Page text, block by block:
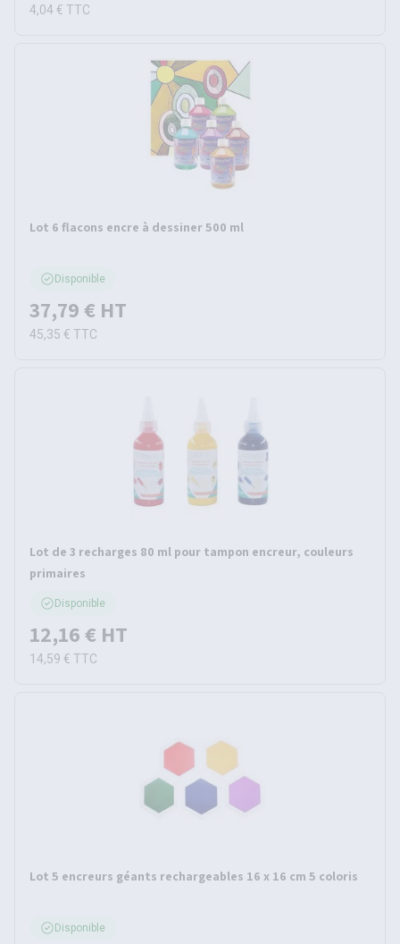
4,04 € TTC
Lot 6 flacons encre à dessiner 500 ml
Disponible
37,79 € HT
45,35 € TTC
Lot de 3 recharges 80 ml pour tampon encreur, couleurs
primaires
Disponible
12,16 € HT
14,59 € TTC
Lot 5 encreurs géants rechargeables 16 x 16 cm 5 coloris
Disponible